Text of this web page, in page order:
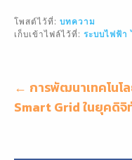
ai
l
c
e
o
o
โพสต์ไว้ที่: บทความ
เก็บเข้าไฟล์ไว้ที่: ระบบไฟฟ้า
แนะแนว
เรื่อง
← การพัฒนาเทคโนโ
Smart Grid ในยุคดิจิ